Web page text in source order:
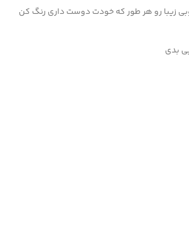
زیبا رو هر طور که خودت دوست داری رنگ کن
بدی